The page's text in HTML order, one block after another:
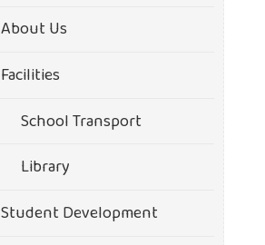
About Us
Facilities
School Transport
Library
Student Development